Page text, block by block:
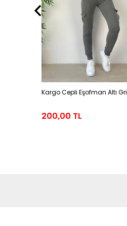
Kargo Cepli Eşofman Altı Gri
200,00 TL